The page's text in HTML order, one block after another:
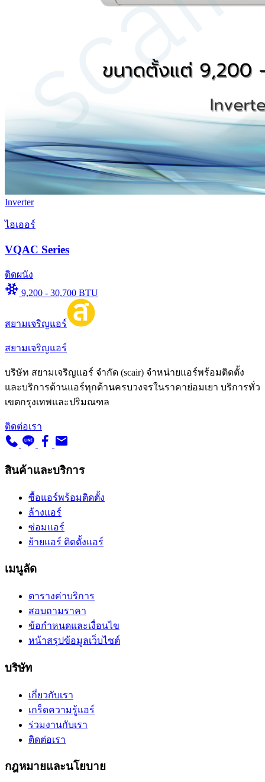
Inverter
ไฮเออร์
VQAC Series
ติดผนัง
9,200 - 30,700 BTU
สยามเจริญแอร์
สยามเจริญแอร์
บริษัท สยามเจริญแอร์ จำกัด (scair) จำหน่ายแอร์พร้อมติดตั้ง
และบริการด้านแอร์ทุกด้านครบวงจรในราคาย่อมเยา บริการทั่ว
เขตกรุงเทพและปริมณฑล
ติดต่อเรา
สินค้าและบริการ
ซื้อแอร์พร้อมติดตั้ง
ล้างแอร์
ซ่อมแอร์
ย้ายแอร์ ติดตั้งแอร์
เมนูลัด
ตารางค่าบริการ
สอบถามราคา
ข้อกำหนดและเงื่อนไข
หน้าสรุปข้อมูลเว็บไซต์
บริษัท
เกี่ยวกับเรา
เกร็ดความรู้แอร์
ร่วมงานกับเรา
ติดต่อเรา
กฎหมายและนโยบาย